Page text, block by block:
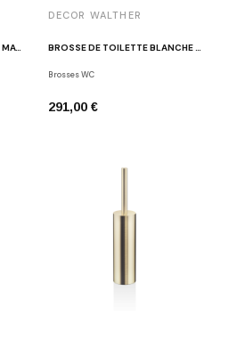
BROSSE DE TOILETTE NOIRE MAT BAR SBG
DECOR WALTHER
BROSSE DE TOILETTE BLANCHE MAT BAR SBG
Brosses WC
291,00 €